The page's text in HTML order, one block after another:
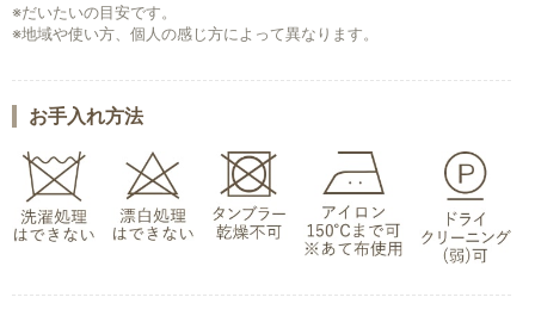
※だいたいの目安です。
※地域や使い方、個人の感じ方によって異なります。
お手入れ方法